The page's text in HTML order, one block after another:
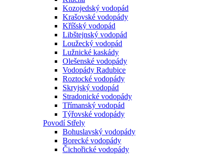
Kozojedský vodopád
Krašovské vodopády
Kříšský vodopád
Libštejnský vodopád
Loužecký vodopád
Lužnické kaskády
Olešenské vodopády
Vodopády Radubice
Roztocké vodopády
Skryjský vodopád
Stradonické vodopády
Třímanský vodopád
Týřovské vodopády
Povodí Střely
Bohuslavský vodopády
Borecké vodopády
Čichořické vodopády